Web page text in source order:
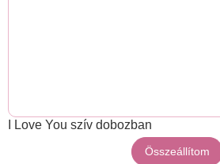
I Love You szív dobozban
Összeállítom